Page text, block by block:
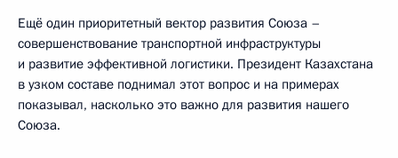
Ещё один приоритетный вектор развития Союза –
совершенствование транспортной инфраструктуры
и развитие эффективной логистики. Президент Казахстана
в узком составе поднимал этот вопрос и на примерах
показывал, насколько это важно для развития нашего
Союза.